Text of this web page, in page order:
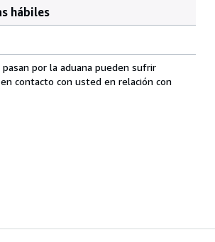
hábiles
por la aduana pueden sufrir
contacto con usted en relación con